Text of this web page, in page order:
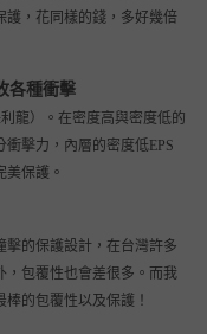
護，花同樣的錢，多好幾倍
各種衝擊
龍）。在密度高與密度低的
衝擊力，內層的密度低EPS
保護。
擊的保護設計，在台灣許多
，包覆性也會差很多 。而我
的包覆性以及保護！